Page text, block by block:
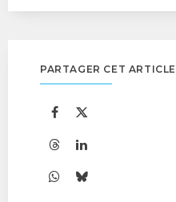
PARTAGER CET ARTICLE